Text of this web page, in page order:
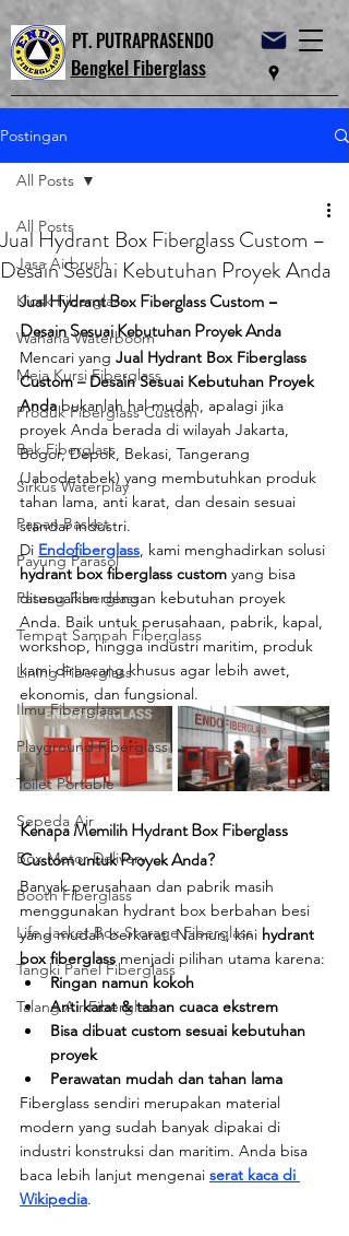
PT. PUTRAPRASENDO
Bengkel Fiberglass
Postingan
All Posts
Jasa Airbrush
Kiosk Fiberglass
Wahana Waterboom
Meja Kursi Fiberglass
Produk Fiberglass Custom
Bak Fiberglass
Sirkus Waterplay
Papan Basket
Payung Parasol
Patung Fiberglass
Tempat Sampah Fiberglass
Lining Fiberglass
Ilmu Fiberglass
Playground Fiberglass
Toilet Portable
Sepeda Air
Box Motor Delivery
Booth Fiberglass
Life Jacket Box Storage Fiberglass
Tangki Panel Fiberglass
Talang Air Fiberglass
All Posts
Jual Hydrant Box Fiberglass Custom –
Desain Sesuai Kebutuhan Proyek Anda
Jual Hydrant Box Fiberglass Custom –
Desain Sesuai Kebutuhan Proyek Anda
Mencari yang Jual Hydrant Box Fiberglass
Custom – Desain Sesuai Kebutuhan Proyek
Anda bukanlah hal mudah, apalagi jika
proyek Anda berada di wilayah Jakarta,
Bogor, Depok, Bekasi, Tangerang
(Jabodetabek) yang membutuhkan produk
tahan lama, anti karat, dan desain sesuai
standar industri.
Di Endofiberglass, kami menghadirkan solusi
hydrant box fiberglass custom yang bisa
disesuaikan dengan kebutuhan proyek
Anda. Baik untuk perusahaan, pabrik, kapal,
workshop, hingga industri maritim, produk
kami dirancang khusus agar lebih awet,
ekonomis, dan fungsional.
Kenapa Memilih Hydrant Box Fiberglass
Custom untuk Proyek Anda?
Banyak perusahaan dan pabrik masih
menggunakan hydrant box berbahan besi
yang mudah berkarat. Namun, kini hydrant
box fiberglass menjadi pilihan utama karena:
Ringan namun kokoh
Anti karat & tahan cuaca ekstrem
Bisa dibuat custom sesuai kebutuhan
proyek
Perawatan mudah dan tahan lama
Fiberglass sendiri merupakan material
modern yang sudah banyak dipakai di
industri konstruksi dan maritim. Anda bisa
baca lebih lanjut mengenai serat kaca di
Wikipedia.